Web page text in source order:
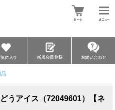
うアイス（72049601）【ネ